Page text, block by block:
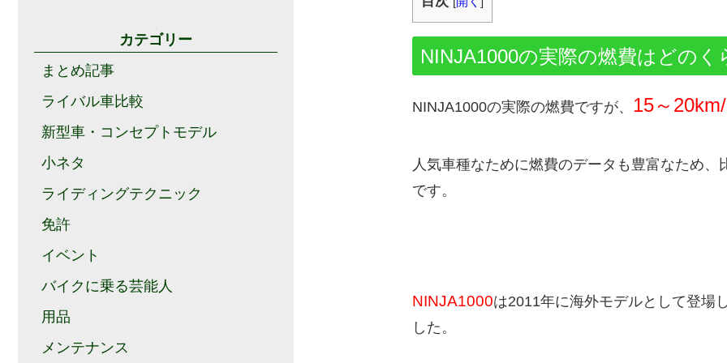
NINJA1000の実際の燃費はどのく
NINJA1000の実際の燃費ですが、 15～
人気車種なために燃費のデータも豊富なため
です。
NINJA1000は2011年に海外モデルとして登場
した。
カテゴリー
まとめ記事
ライバル車比較
新型車・コンセプトモデル
小ネタ
ライディングテクニック
免許
イベント
バイクに乗る芸能人
用品
メンテナンス